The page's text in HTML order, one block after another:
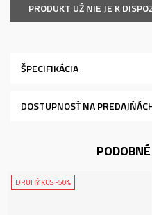
PRODUKT UŽ NIE JE K
ŠPECIFIKÁCIA
DOSTUPNOSŤ NA
DRUHÝ KUS -50%